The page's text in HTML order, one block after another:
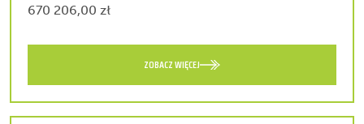
670 206,00 zł
ZOBACZ WIĘCEJ